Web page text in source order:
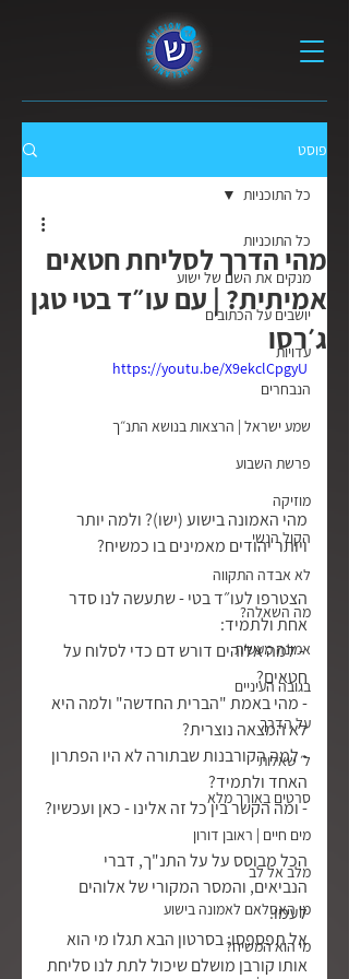
פוסט
כל התוכניות
מנקים את השם של ישוע
יושבים על הכתובים
עדויות
הנבחרים
שמע ישראל | הרצאות בנושא התנ״ך
פרשת השבוע
מוזיקה
הקול הנשי
לא אבדה התקווה
מה השאלה?
אמונה מעשית
בגובה העיניים
על הדרך
ל׳ שאלות
סרטים באורך מלא
מים חיים | ראובן דורון
מלב אל לב
מן האסלאם לאמונה בישוע
מי הוא המשיח?
כל התוכניות
מהי הדרך לסליחת חטאים
אמיתית? | עם עו״ד בטי טגן
ג׳רסו
https://youtu.be/X9ekclCpgyU
מהי האמונה בישוע (ישו)? ולמה יותר
ויותר יהודים מאמינים בו כמשיח?
הצטרפו לעו״ד בטי - שתעשה לנו סדר
אחת ולתמיד:
- למה אלוהים דורש דם כדי לסלוח על
חטאים?
- מהי באמת "הברית החדשה" ולמה היא
לא המצאה נוצרית?
- למה הקורבנות שבתורה לא היו הפתרון
האחד ולתמיד?
- ומה הקשר בין כל זה אלינו - כאן ועכשיו?
הכל מבוסס על על התנ"ך, דברי
הנביאים, והמסר המקורי של אלוהים
לעמו.
אל תפספסו: בסרטון הבא תגלו מי הוא
אותו קורבן מושלם שיכול לתת לנו סליחת